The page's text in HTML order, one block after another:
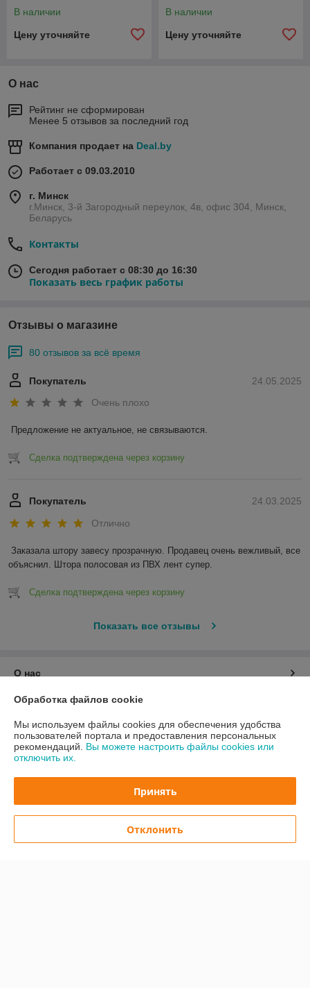
В наличии
Цену уточняйте
В наличии
Цену уточняйте
О нас
Рейтинг не сформирован
Менее 5 отзывов за последний год
Компания продает на Deal.by
Работает с 09.03.2010
г. Минск
г.Минск, 3-й Загородный переулок, 4в, офис 304, Минск,
Беларусь
Контакты
Сегодня работает с 08:30 до 16:30
Показать весь график работы
Отзывы о магазине
80 отзывов за всё время
24.05.2025
Покупатель
Очень плохо
Предложение не актуальное, не связываются.
Сделка подтверждена через корзину
24.03.2025
Покупатель
Отлично
Заказала штору завесу прозрачную. Продавец очень вежливый, все
объяснил. Штора полосовая из ПВХ лент супер.
Сделка подтверждена через корзину
Показать все отзывы
О нас
Контакты
Доставка и оплата
Полная версия сайта
Политика обработки cookies
Обработка файлов cookie
Мы используем файлы cookies для обеспечения удобства
пользователей портала и предоставления персональных
рекомендаций. Вы можете настроить файлы cookies или
отключить их.
Принять
Отклонить